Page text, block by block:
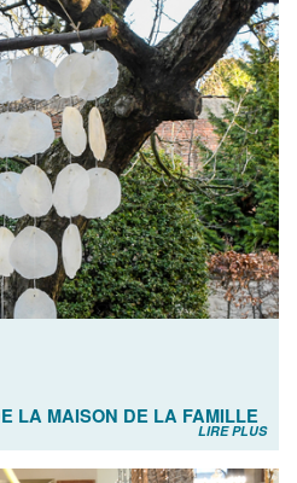
LA MAISON DE LA FAMILLE
LIRE PLUS